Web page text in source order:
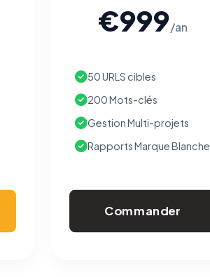
€999/an
50 URLS cibles
200 Mots-clés
Gestion Multi-projets
Rapports Marque Blanche
Commander